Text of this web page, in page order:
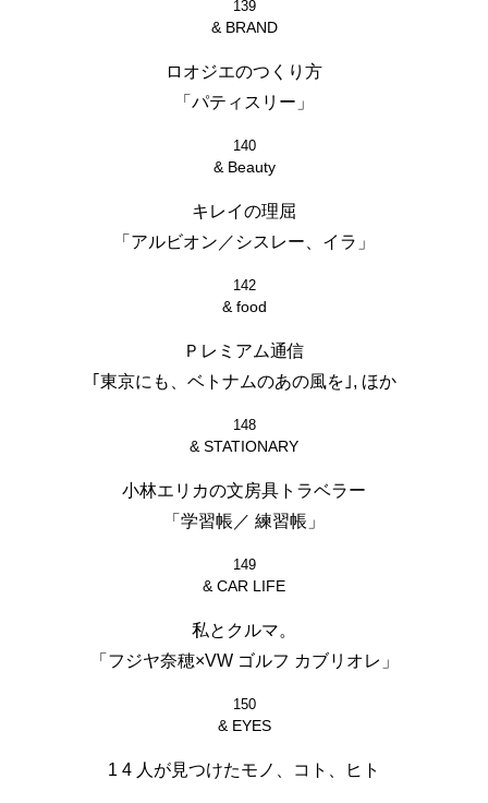
139
& BRAND
ロオジエのつくり方
「パティスリー」
140
& Beauty
キレイの理屈
「アルビオン／シスレー、イラ」
142
& food
Ｐレミアム通信
｢東京にも、ベトナムのあの風を｣, ほか
148
& STATIONARY
小林エリカの文房具トラベラー
「学習帳／ 練習帳」
149
& CAR LIFE
私とクルマ。
「フジヤ奈穂×VW ゴルフ カブリオレ」
150
& EYES
1 4 人が見つけたモノ、コト、ヒト